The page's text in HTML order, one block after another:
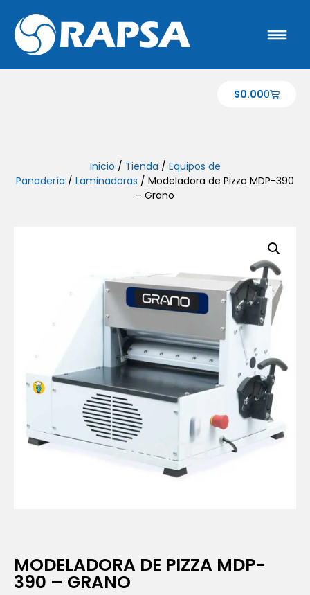
$0.000
Inicio / Tienda / Equipos de
Panadería / Laminadoras / Modeladora de Pizza MDP-390
– Grano
MODELADORA DE PIZZA MDP-
390 – GRANO